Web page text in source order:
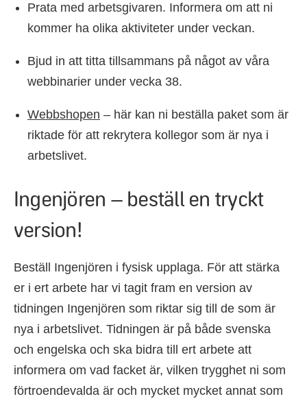
Prata med arbetsgivaren. Informera om att ni
kommer ha olika aktiviteter under veckan.
Bjud in att titta tillsammans på något av våra
webbinarier under vecka 38.
Webbshopen – här kan ni beställa paket som är
riktade för att rekrytera kollegor som är nya i
arbetslivet.
Ingenjören – beställ en tryckt
version!
Beställ Ingenjören i fysisk upplaga. För att stärka
er i ert arbete har vi tagit fram en version av
tidningen Ingenjören som riktar sig till de som är
nya i arbetslivet. Tidningen är på både svenska
och engelska och ska bidra till ert arbete att
informera om vad facket är, vilken trygghet ni som
förtroendevalda är och mycket mycket annat som